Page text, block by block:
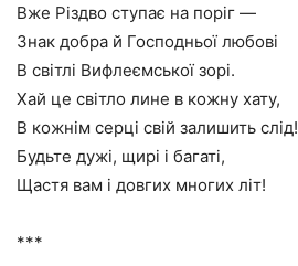
Вже Різдво ступає на поріг —
Знак добра й Господньої любові
В світлі Вифлеємської зорі.
Хай це світло лине в кожну хату,
В кожнім серці свій залишить слід!
Будьте дужі, щирі і багаті,
Щастя вам і довгих многих літ!
***